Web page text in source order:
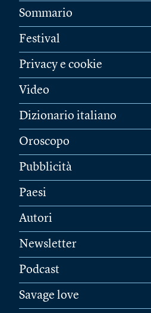
Sommario
Festival
Privacy e cookie
Video
Dizionario italiano
Oroscopo
Pubblicità
Paesi
Autori
Newsletter
Podcast
Savage love